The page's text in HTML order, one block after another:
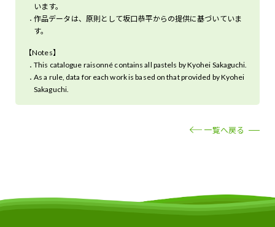
います。
作品データは、原則として坂口恭平からの提供に基づいていま
す。
【Notes】
This catalogue raisonné contains all pastels by Kyohei Sakaguchi.
As a rule, data for each work is based on that provided by Kyohei
Sakaguchi.
一覧へ戻る